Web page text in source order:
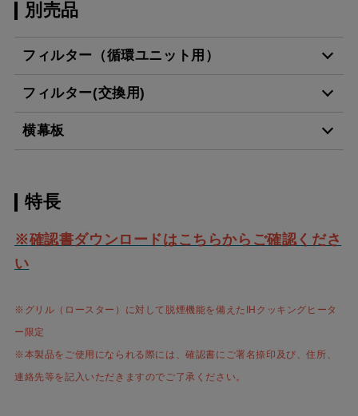
別売品
フィルター（循環ユニット用）
ADFRK-33346 ¥37,950（税抜価格 ￥
フィルター(交換用)
横幕板
SPB51-450R/L SI
SPB51-450R/L S4 ¥17,820（税抜価格 ￥
特長
※確認書ダウンロードはこちらからご確認くださ
い
※グリル（ロースター）に対して脱煙機能を備えたIHクッキングヒータ
ー限定
※本製品をご使用になられる際には、確認書にご署名捺印及び、住所、
連絡先等を記入いただきますのでご了承ください。